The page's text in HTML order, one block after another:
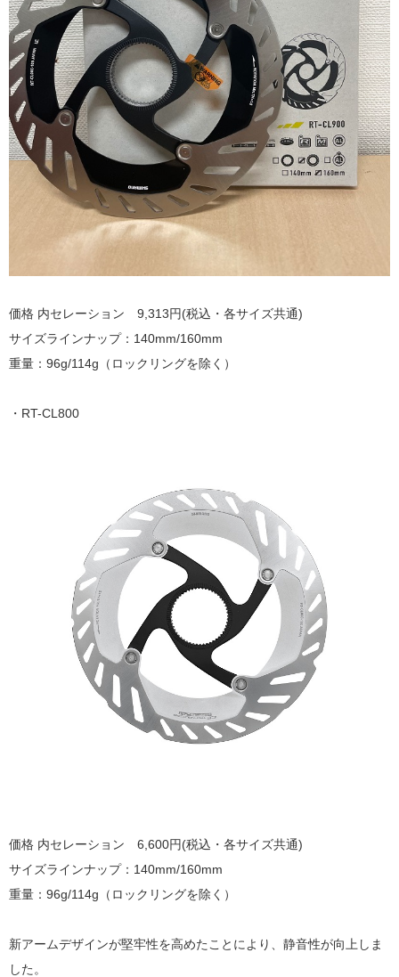
価格 内セレーション 9,313円(税込・各サイズ共通)
サイズラインナップ：140mm/160mm
重量：96g/114g（ロックリングを除く）
・RT-CL800
価格 内セレーション 6,600円(税込・各サイズ共通)
サイズラインナップ：140mm/160mm
重量：96g/114g（ロックリングを除く）
新アームデザインが堅牢性を高めたことにより、 静音性が向上しま
した。